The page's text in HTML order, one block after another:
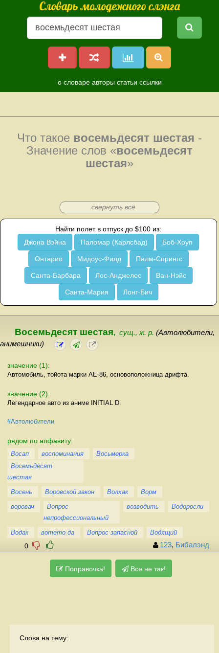
Словарь молодежного слэнга
о словаре авторы статьи ссылки
Что такое восемьдесят шестая -
Значение слов «восемьдесят
шестая»
свернуть всё
Найти полет в отпуск до $100 из:
Джона Вэйна
Паломар (Карлсбад) Боб-Хоуп
Онтарио Мидоус-Филд Палм-Спрингс
Санта-Барбара Лос-Анджелес Ван-Нэйс
Санта-Мария Лонг-Бич
Восемьдесят шестая, сущ., ж. р. (Автолюбители,
анимешники)
значение (1):
Автомобиль, тойота марки AE-86, основоположница дрифта.
значение (2):
Легендарное авто из аниме INITIAL D.
#Автолюбители
рядом по алфавиту:
Восап воспоминания
Восьмерка
Восемьдесят
шестая
Восень
Воровской закон Волхак
Ворм
воровач
Вопрос
непрофессиональный
возводить Водоросли
Водак вотето да Вопрос запасной Водящий
0 123, Бибалэнд
Поправочка! Все не так!
Слова на тему: